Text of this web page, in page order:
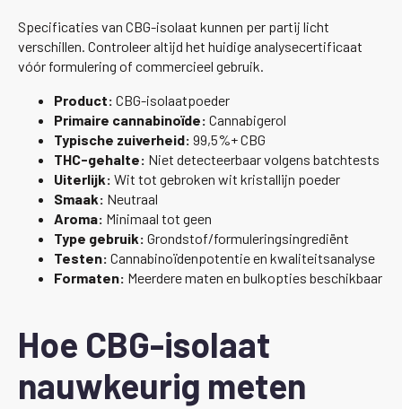
Specificaties van CBG-isolaat kunnen per partij licht
verschillen. Controleer altijd het huidige analysecertificaat
vóór formulering of commercieel gebruik.
Product: CBG-isolaatpoeder
Primaire cannabinoïde: Cannabigerol
Typische zuiverheid: 99,5%+ CBG
THC-gehalte: Niet detecteerbaar volgens batchtests
Uiterlijk: Wit tot gebroken wit kristallijn poeder
Smaak: Neutraal
Aroma: Minimaal tot geen
Type gebruik: Grondstof/formuleringsingrediënt
Testen: Cannabinoïdenpotentie en kwaliteitsanalyse
Formaten: Meerdere maten en bulkopties beschikbaar
Hoe CBG-isolaat
nauwkeurig meten